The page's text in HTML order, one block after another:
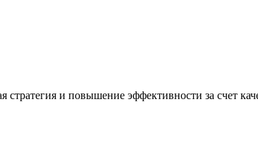
и повышение эффективности за счет